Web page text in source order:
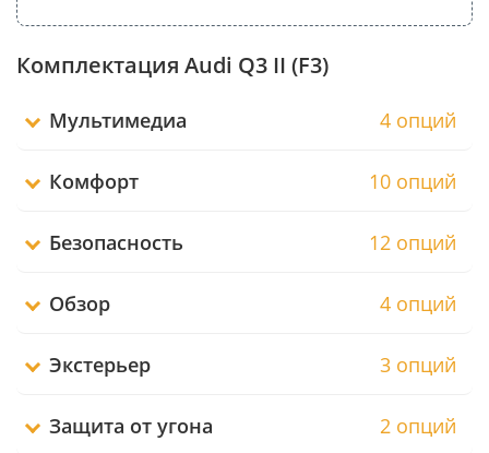
Комплектация Audi Q3 II (F3)
Мультимедиа 4 опций
Комфорт 10 опций
Безопасность 12 опций
Обзор 4 опций
Экстерьер 3 опций
Защита от угона 2 опций